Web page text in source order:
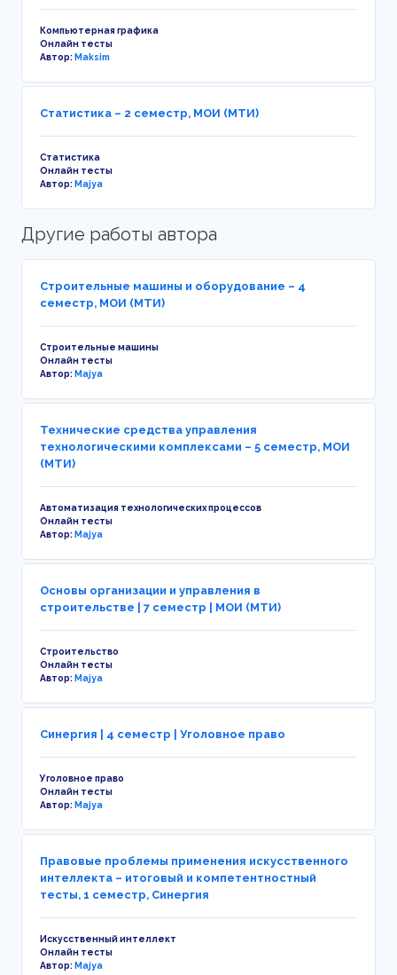
Компьютерная графика
Онлайн тесты
Автор:Maksim
Статистика – 2 семестр, МОИ (МТИ)
Статистика
Онлайн тесты
Автор:Majya
Другие работы автора
Строительные машины и оборудование – 4
семестр, МОИ (МТИ)
Строительные машины
Онлайн тесты
Автор:Majya
Технические средства управления
технологическими комплексами – 5 семестр, МОИ
(МТИ)
Автоматизация технологических процессов
Онлайн тесты
Автор:Majya
Основы организации и управления в
строительстве | 7 семестр | МОИ (МТИ)
Строительство
Онлайн тесты
Автор:Majya
Синергия | 4 семестр | Уголовное право
Уголовное право
Онлайн тесты
Автор:Majya
Правовые проблемы применения искусственного
интеллекта – итоговый и компетентностный
тесты, 1 семестр, Синергия
Искусственный интеллект
Онлайн тесты
Автор:Majya